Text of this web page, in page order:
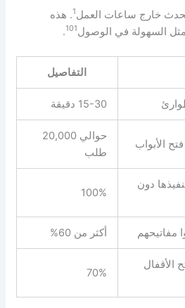
1. هذه
مثل السهولة في الوصول 101
.
التفاصيل
15-30 دقيقة
الأبواب
حوالي 20,000
طلب
دون
100%
مفاتيحهم أكثر من 60%
الأقفال
70%